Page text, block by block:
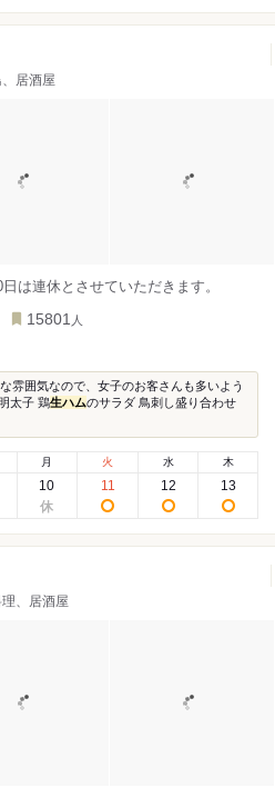
居酒屋
は連休とさせていただきます。
15801 人
雰囲気なので、女子のお客さんも多いよう
太子 鶏生ハムのサラダ 鳥刺し盛り合わせ
月
10
火
11
水
12
木
13
、居酒屋